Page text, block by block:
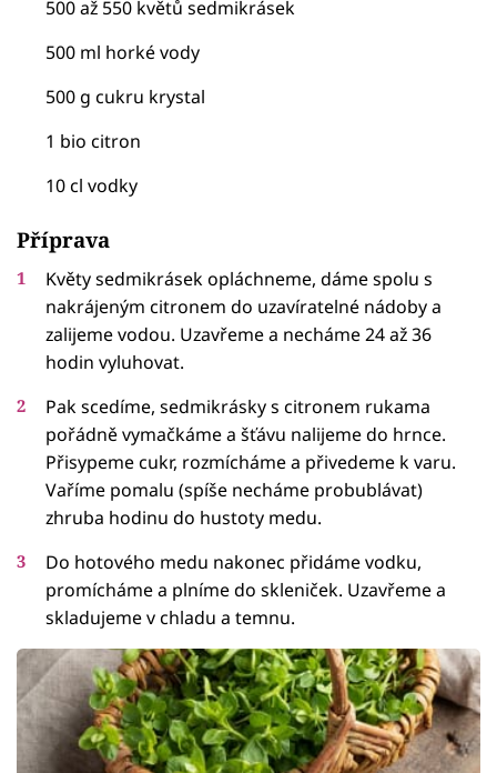
500 až 550 květů sedmikrásek
500 ml horké vody
500 g cukru krystal
1 bio citron
10 cl vodky
Příprava
Květy sedmikrásek opláchneme, dáme spolu s
nakrájeným citronem do uzavíratelné nádoby a
zalijeme vodou. Uzavřeme a necháme 24 až 36
hodin vyluhovat.
Pak scedíme, sedmikrásky s citronem rukama
pořádně vymačkáme a šťávu nalijeme do hrnce.
Přisypeme cukr, rozmícháme a přivedeme k varu.
Vaříme pomalu (spíše necháme probublávat)
zhruba hodinu do hustoty medu.
Do hotového medu nakonec přidáme vodku,
promícháme a plníme do skleniček. Uzavřeme a
skladujeme v chladu a temnu.